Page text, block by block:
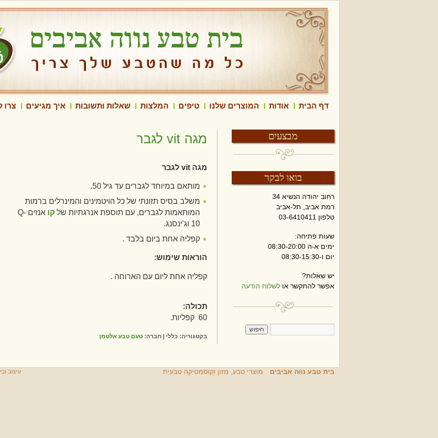
דף הבית אודות המוצרים שלנו טיפים המלצות שאלות ותשובות איך מגיעים צרו
מגה vit לגבר
מגה vit לגבר
מותאם במיוחד לגברים עד גיל 50.
משלב בסיס תזונתי של כל הויטמינים והמינרלים ברמות
המותאמות לגברים, עם תוספת אנרגתיות של קו
אנזים Q-
10 וג'ינסנג.
קפליה אחת ביום בלבד .
הוראות שימוש:
קפליה אחת ליום עם הארוחה .
תכולה:
60 קפליות.
בקטגוריה: כללי | חברה: טעם טבע אלטמן
מבצעים
בואו לבקר
רחוב יהודה הנשיא 34
רמת אביב, תל-אביב
טלפון 03-6410411
שעות פתיחה:
ימים א-ה 08:30-20:00
יום ו-08:30-15:30
יש שאלות?
אפשר להתקשר או לשלוח הודעה
בית טבע נווה אביבים מוצרי טבע, מזון וקוסמטיקה טבעית עיצוב